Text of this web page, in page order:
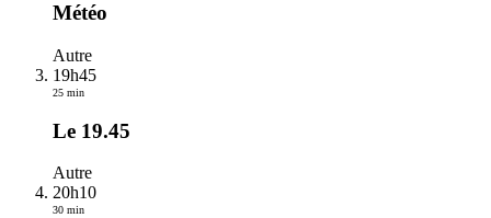
Météo
Autre
19h45
25 min
Le 19.45
Autre
20h10
30 min